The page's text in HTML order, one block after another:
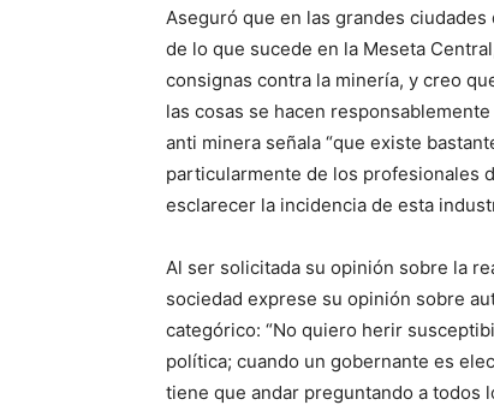
Aseguró que en las grandes
de lo que sucede en la Meseta
consignas contra la minería, y creo
las cosas se hacen
anti minera señala “que existe
particularmente de los profesionales
esclarecer la incidencia de esta
Al ser solicitada su opinión sobre la
sociedad exprese su opinión sobre
categórico: “No quiero herir
política; cuando un gobernante es
tiene que andar preguntando a todos